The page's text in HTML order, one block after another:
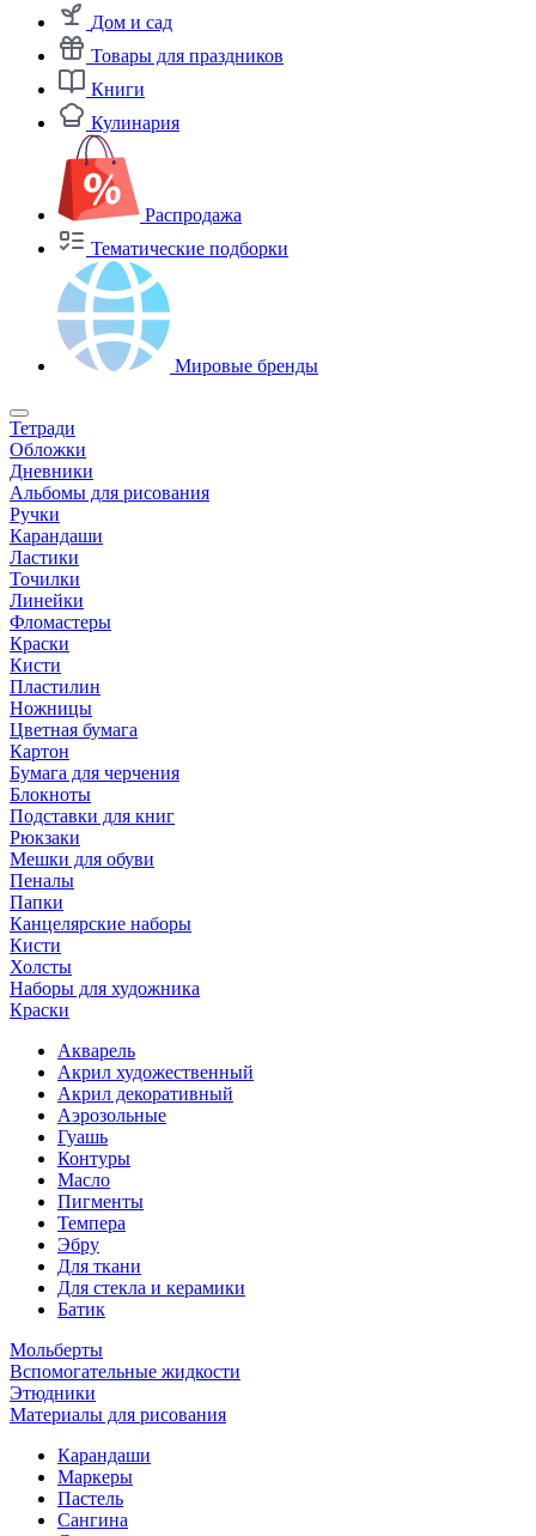
Дом и сад
Товары для праздников
Книги
Кулинария
Распродажа
Тематические подборки
Мировые бренды
Тетради
Обложки
Дневники
Альбомы для рисования
Ручки
Карандаши
Ластики
Точилки
Линейки
Фломастеры
Краски
Кисти
Пластилин
Ножницы
Цветная бумага
Картон
Бумага для черчения
Блокноты
Подставки для книг
Рюкзаки
Мешки для обуви
Пеналы
Папки
Канцелярские наборы
Кисти
Холсты
Наборы для художника
Краски
Акварель
Акрил художественный
Акрил декоративный
Аэрозольные
Гуашь
Контуры
Масло
Пигменты
Темпера
Эбру
Для ткани
Для стекла и керамики
Батик
Мольберты
Вспомогательные жидкости
Этюдники
Материалы для рисования
Карандаши
Маркеры
Пастель
Сангина